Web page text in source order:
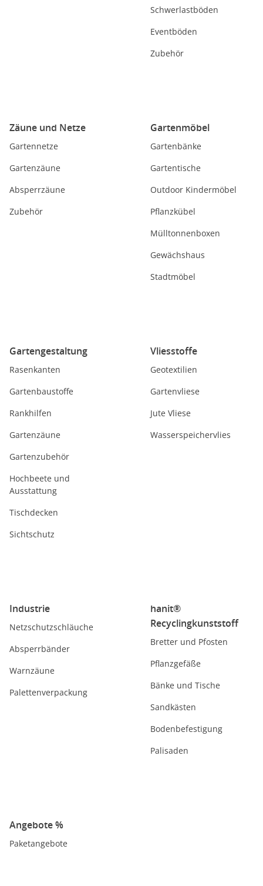
Schwerlastböden
Eventböden
Zubehör
Zäune und Netze
Gartennetze
Gartenzäune
Absperrzäune
Zubehör
Gartenmöbel
Gartenbänke
Gartentische
Outdoor Kindermöbel
Pflanzkübel
Mülltonnenboxen
Gewächshaus
Stadtmöbel
Gartengestaltung
Rasenkanten
Gartenbaustoffe
Rankhilfen
Gartenzäune
Gartenzubehör
Hochbeete und
Ausstattung
Tischdecken
Sichtschutz
Vliesstoffe
Geotextilien
Gartenvliese
Jute Vliese
Wasserspeichervlies
Industrie
Netzschutzschläuche
Absperrbänder
Warnzäune
Palettenverpackung
hanit®
Recyclingkunststoff
Bretter und Pfosten
Pflanzgefäße
Bänke und Tische
Sandkästen
Bodenbefestigung
Palisaden
Angebote %
Paketangebote